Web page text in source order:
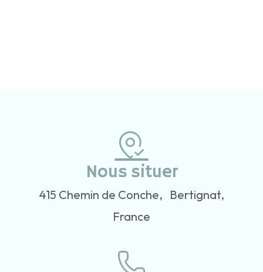
Nous situer
415 Chemin de Conche, Bertignat,
France